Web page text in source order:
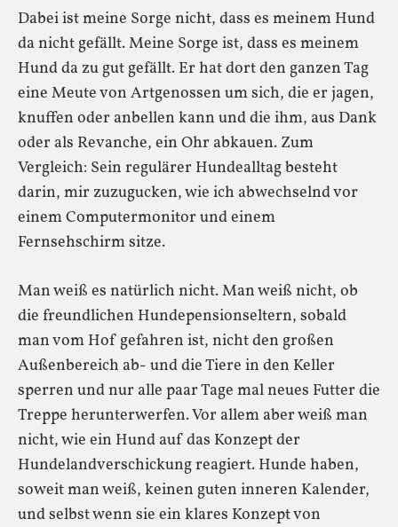
Dabei ist meine Sorge nicht, dass es meinem Hund
da nicht gefällt. Meine Sorge ist, dass es meinem
Hund da zu gut gefällt. Er hat dort den ganzen Tag
eine Meute von Artgenossen um sich, die er jagen,
knuffen oder anbellen kann und die ihm, aus Dank
oder als Revanche, ein Ohr abkauen. Zum
Vergleich: Sein regulärer Hundealltag besteht
darin, mir zuzugucken, wie ich abwechselnd vor
einem Computermonitor und einem
Fernsehschirm sitze.
Man weiß es natürlich nicht. Man weiß nicht, ob
die freundlichen Hundepensionseltern, sobald
man vom Hof gefahren ist, nicht den großen
Außenbereich ab- und die Tiere in den Keller
sperren und nur alle paar Tage mal neues Futter die
Treppe herunterwerfen. Vor allem aber weiß man
nicht, wie ein Hund auf das Konzept der
Hundelandverschickung reagiert. Hunde haben,
soweit man weiß, keinen guten inneren Kalender,
und selbst wenn sie ein klares Konzept von